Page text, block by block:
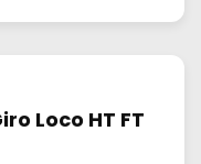
Loco HT FT